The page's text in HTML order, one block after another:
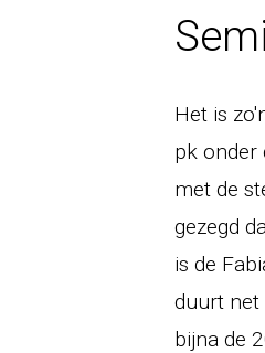
Het is
pk onder
met de
gezegd
is de
duurt net
bijna de